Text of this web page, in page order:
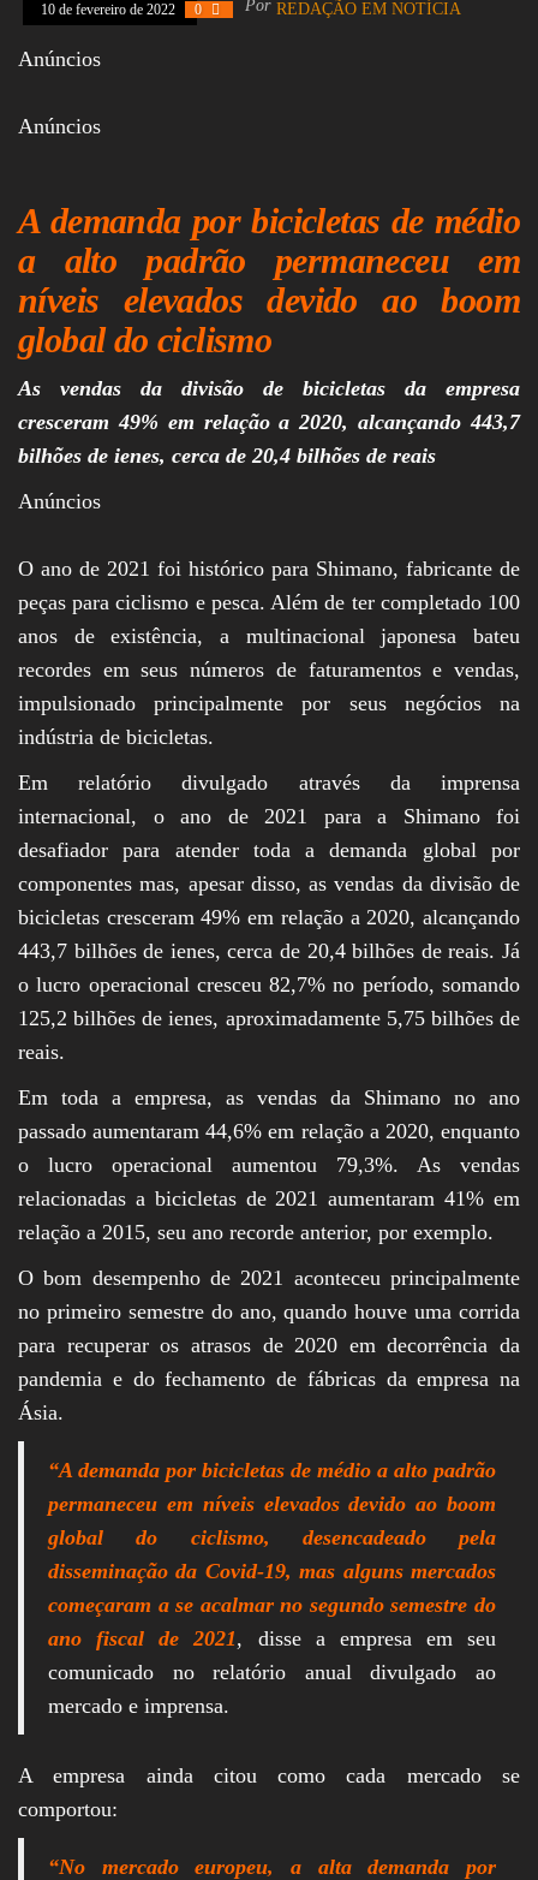
Assembleia
Cervejas, Comida,
Receitas, Chef, RH,
Emprego,
Empreendedorismo,
Negócios,
10 de fevereiro de 2022 0 Por REDAÇÃO EM NOTÍCIA
Anúncios
Anúncios
A demanda por bicicletas de médio
a alto padrão permaneceu em
níveis elevados devido ao boom
global do ciclismo
As vendas da divisão de bicicletas da empresa
cresceram 49% em relação a 2020, alcançando 443,7
bilhões de ienes, cerca de 20,4 bilhões de reais
Anúncios
O ano de 2021 foi histórico para Shimano, fabricante de
peças para ciclismo e pesca. Além de ter completado 100
anos de existência, a multinacional japonesa bateu
recordes em seus números de faturamentos e vendas,
impulsionado principalmente por seus negócios na
indústria de bicicletas.
Em relatório divulgado através da imprensa
internacional, o ano de 2021 para a Shimano foi
desafiador para atender toda a demanda global por
componentes mas, apesar disso, as vendas da divisão de
bicicletas cresceram 49% em relação a 2020, alcançando
443,7 bilhões de ienes, cerca de 20,4 bilhões de reais. Já
o lucro operacional cresceu 82,7% no período, somando
125,2 bilhões de ienes, aproximadamente 5,75 bilhões de
reais.
Em toda a empresa, as vendas da Shimano no ano
passado aumentaram 44,6% em relação a 2020, enquanto
o lucro operacional aumentou 79,3%. As vendas
relacionadas a bicicletas de 2021 aumentaram 41% em
relação a 2015, seu ano recorde anterior, por exemplo.
O bom desempenho de 2021 aconteceu principalmente
no primeiro semestre do ano, quando houve uma corrida
para recuperar os atrasos de 2020 em decorrência da
pandemia e do fechamento de fábricas da empresa na
Ásia.
“A demanda por bicicletas de médio a alto padrão
permaneceu em níveis elevados devido ao boom
global do ciclismo, desencadeado pela
disseminação da Covid-19, mas alguns mercados
começaram a se acalmar no segundo semestre do
ano fiscal de 2021, disse a empresa em seu
comunicado no relatório anual divulgado ao
mercado e imprensa.
A empresa ainda citou como cada mercado se
comportou:
“No mercado europeu, a alta demanda por